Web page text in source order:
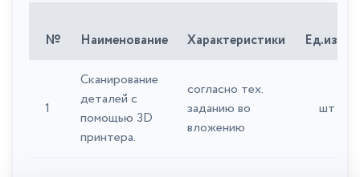
№ Наименование Характеристики Ед.изм.
1
Сканирование
деталей с
помощью 3D
принтера.
согласно тех.
заданию во
вложению
шт